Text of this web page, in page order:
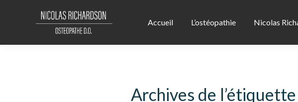
Accueil L’ostéopathie Nicolas
Archives de l’étiquette